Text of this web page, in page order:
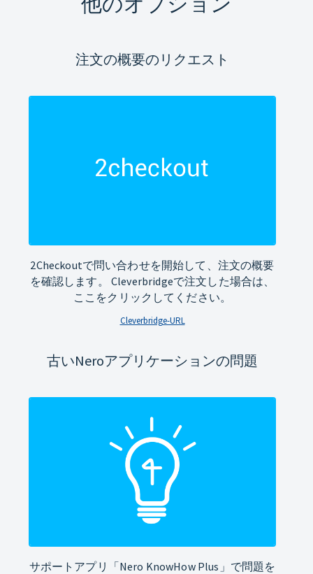
注文の概要のリクエスト
2Checkoutで問い合わせを開始して、注文の概要
を確認します。 Cleverbridgeで注文した場合は、
ここをクリックしてください。
Cleverbridge-URL
古いNeroアプリケーションの問題
サポートアプリ「Nero KnowHow Plus」で問題を